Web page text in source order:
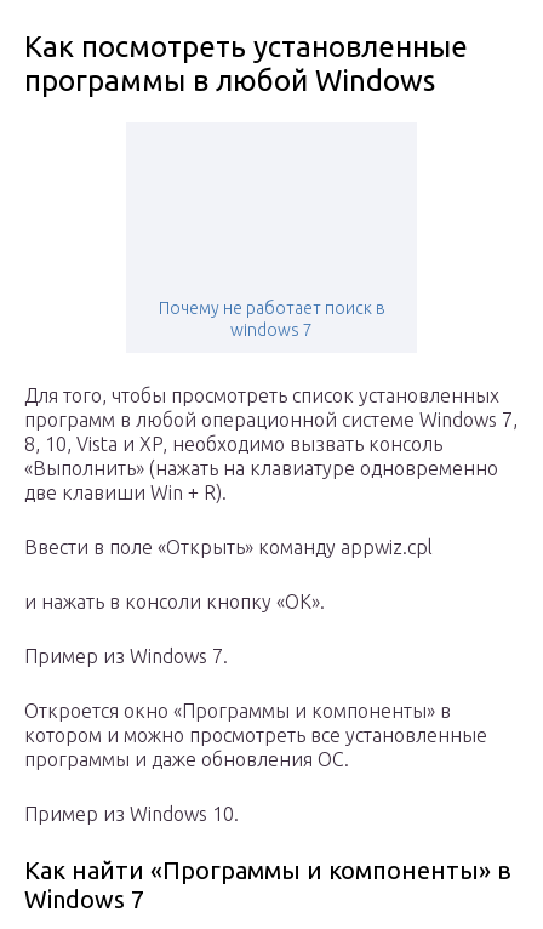
Как посмотреть установленные
программы в любой Windows
Почему не работает поиск в
windows 7
Для того, чтобы просмотреть список установленных
программ в любой операционной системе Windows 7,
8, 10, Vista и XP, необходимо вызвать консоль
«Выполнить» (нажать на клавиатуре одновременно
две клавиши Win + R).
Ввести в поле «Открыть» команду appwiz.cpl
и нажать в консоли кнопку «ОК».
Пример из Windows 7.
Откроется окно «Программы и компоненты» в
котором и можно просмотреть все установленные
программы и даже обновления ОС.
Пример из Windows 10.
Как найти «Программы и компоненты» в
Windows 7